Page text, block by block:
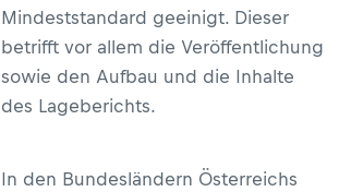
Mindeststandard geeinigt. Dieser
betrifft vor allem die Veröffentlichung
sowie den Aufbau und die Inhalte
des Lageberichts.
In den Bundesländern Österreichs